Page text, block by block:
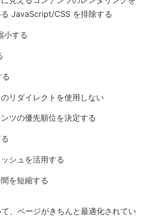
JavaScript/CSS を排除する
小する
リダイレクトを使用しない
ツの優先順位を決定する
シュを活用する
を短縮する
、ページがきちんと最適化されてい